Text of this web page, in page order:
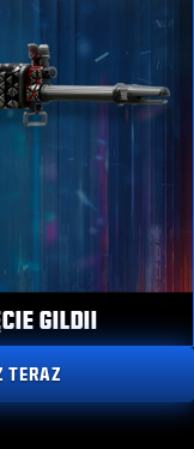
GILDII
TERAZ